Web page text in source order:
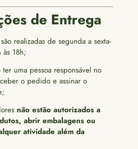
de Entrega
realizadas de segunda a sexta-
18h;
ter uma pessoa responsável no
o pedido e assinar o
não estão autorizados a
abrir embalagens ou
atividade além da